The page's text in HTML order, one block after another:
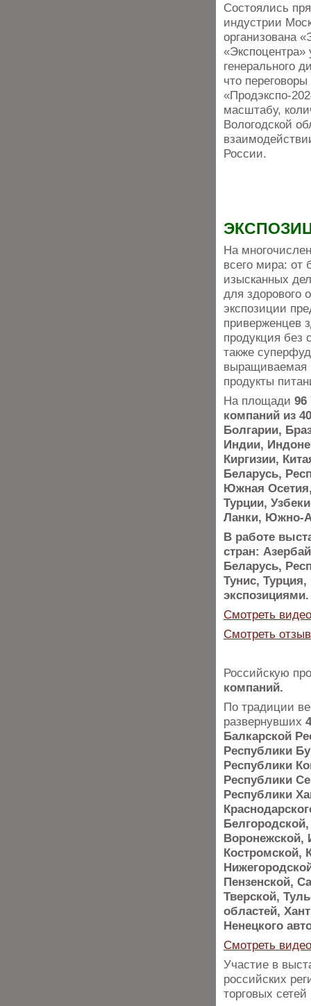
Состоялись
индустрии
организована
«Экспоцентра»
генерального
что
«Продэкспо-
масштабу,
Вологодской
России.
На
всего мира: от
изысканных
для здорового
экспозиции
приверженцев
продукция без
также
выращиваемая
продукты
На площади 96
компаний из
Болгарии,
Индии,
Киргизии,
Беларусь,
Южная
Турции,
Ланки, Южно-
В работе
стран:
Беларусь,
Тунис,
экспозициями.
Смотреть
Смотреть
Российскую
компаний.
По традиции
развернувших
Балкарской
Республики
Республики
Республики
Республики
Воронежской,
Костромской,
Пензенской,
Тверской,
областей,
Ненецкого
Смотреть
Участие в
российских
торговых